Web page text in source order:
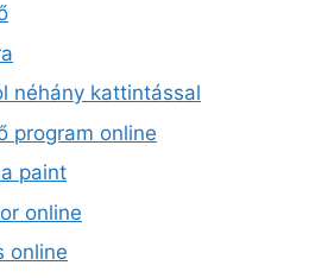
néhány kattintással
program online
paint
online
online